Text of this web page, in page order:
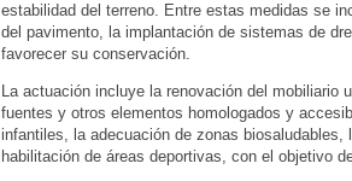
estabilidad del terreno. Entre estas medidas se
del pavimento, la implantación de sistemas de
favorecer su conservación.
La actuación incluye la renovación del mobiliario
fuentes y otros elementos homologados y
infantiles, la adecuación de zonas
habilitación de áreas deportivas, con el objetivo